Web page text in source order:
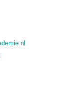
erkenning